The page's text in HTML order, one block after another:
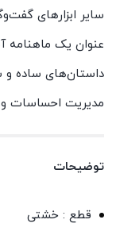
سایر ابزارهای
عنوان یک ماهنامه
داستان‌های ساده و
مدیریت احساسات
توضیحات
قطع : خشتی